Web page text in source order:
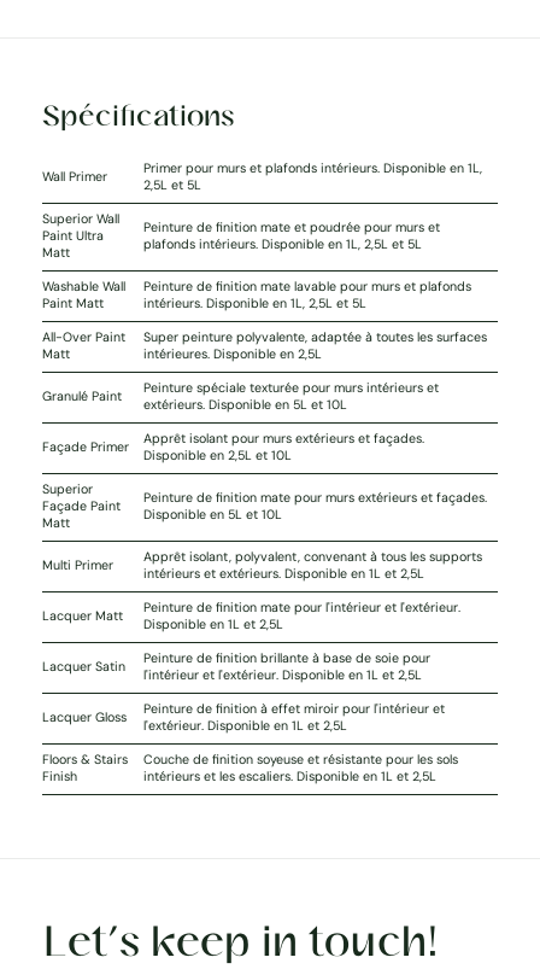
Spécifications
Wall Primer
Primer pour murs et plafonds intérieurs. Disponible en 1L,
2,5L et 5L
Superior Wall
Paint Ultra
Matt
Peinture de finition mate et poudrée pour murs et
plafonds intérieurs. Disponible en 1L, 2,5L et 5L
Washable Wall
Paint Matt
Peinture de finition mate lavable pour murs et plafonds
intérieurs. Disponible en 1L, 2,5L et 5L
All-Over Paint
Matt
Super peinture polyvalente, adaptée à toutes les surfaces
intérieures. Disponible en 2,5L
Granulé Paint
Peinture spéciale texturée pour murs intérieurs et
extérieurs. Disponible en 5L et 10L
Façade Primer
Apprêt isolant pour murs extérieurs et façades.
Disponible en 2,5L et 10L
Superior
Façade Paint
Matt
Peinture de finition mate pour murs extérieurs et façades.
Disponible en 5L et 10L
Multi Primer
Apprêt isolant, polyvalent, convenant à tous les supports
intérieurs et extérieurs. Disponible en 1L et 2,5L
Lacquer Matt
Peinture de finition mate pour l'intérieur et l'extérieur.
Disponible en 1L et 2,5L
Lacquer Satin
Peinture de finition brillante à base de soie pour
l'intérieur et l'extérieur. Disponible en 1L et 2,5L
Lacquer Gloss
Peinture de finition à effet miroir pour l'intérieur et
l'extérieur. Disponible en 1L et 2,5L
Floors & Stairs
Finish
Couche de finition soyeuse et résistante pour les sols
intérieurs et les escaliers. Disponible en 1L et 2,5L
Let’s keep in touch!